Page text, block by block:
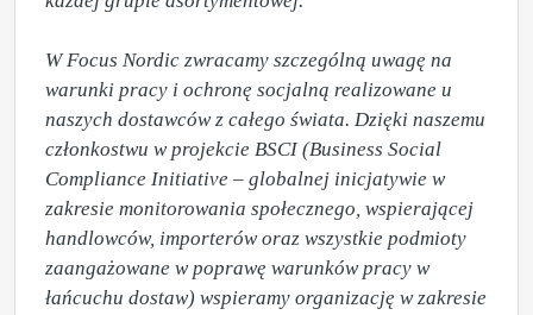
W Focus Nordic zwracamy szczególną uwagę na
warunki pracy i ochronę socjalną realizowane u
naszych dostawców z całego świata. Dzięki naszemu
członkostwu w projekcie BSCI (Business Social
Compliance Initiative – globalnej inicjatywie w
zakresie monitorowania społecznego, wspierającej
handlowców, importerów oraz wszystkie podmioty
zaangażowane w poprawę warunków pracy w
łańcuchu dostaw) wspieramy organizację w zakresie